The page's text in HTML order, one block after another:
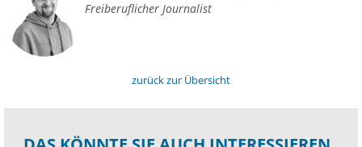
Freiberuflicher Journalist
zurück zur Übersicht